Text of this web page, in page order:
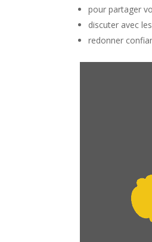
pour partager
discuter avec
redonner